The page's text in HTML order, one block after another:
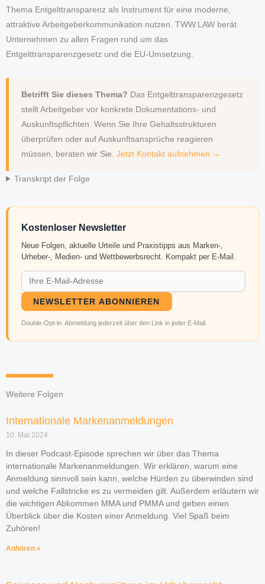
Thema Entgelttransparenz als Instrument für eine moderne,
attraktive Arbeitgeberkommunikation nutzen. TWW.LAW berät
Unternehmen zu allen Fragen rund um das
Entgelttransparenzgesetz und die EU-Umsetzung.
Betrifft Sie dieses Thema? Das Entgelttransparenzgesetz
stellt Arbeitgeber vor konkrete Dokumentations- und
Auskunftspflichten. Wenn Sie Ihre Gehaltsstrukturen
überprüfen oder auf Auskunftsansprüche reagieren
müssen, beraten wir Sie. Jetzt Kontakt aufnehmen →
Transkript der Folge
Kostenloser Newsletter
Neue Folgen, aktuelle Urteile und Praxistipps aus Marken-,
Urheber-, Medien- und Wettbewerbsrecht. Kompakt per E-Mail.
NEWSLETTER ABONNIEREN
Double-Opt-in. Abmeldung jederzeit über den Link in jeder E-Mail.
Weitere Folgen
Internationale Markenanmeldungen
10. Mai 2024
In dieser Podcast-Episode sprechen wir über das Thema
internationale Markenanmeldungen. Wir erklären, warum eine
Anmeldung sinnvoll sein kann, welche Hürden zu überwinden sind
und welche Fallstricke es zu vermeiden gilt. Außerdem erläutern wir
die wichtigen Abkommen MMA und PMMA und geben einen
Überblick über die Kosten einer Anmeldung. Viel Spaß beim
Zuhören!
Anhören »